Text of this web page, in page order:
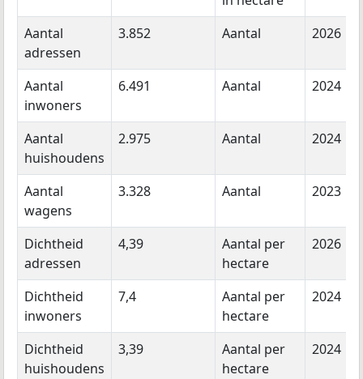
Aantal
adressen
3.852 Aantal 2026
Aantal
inwoners
6.491 Aantal 2024
Aantal
huishoudens
2.975 Aantal 2024
Aantal
wagens
3.328 Aantal 2023
Dichtheid
adressen
4,39
Aantal per
hectare
2026
Dichtheid
inwoners
7,4
Aantal per
hectare
2024
Dichtheid
huishoudens
3,39
Aantal per
hectare
2024